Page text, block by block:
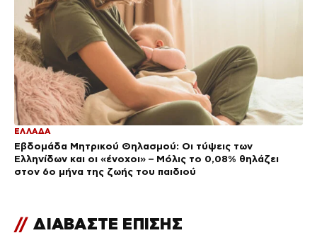
ΕΛΛΑΔΑ
Εβδομάδα Μητρικού Θηλασμού: Οι τύψεις των
Ελληνίδων και οι «ένοχοι» – Μόλις το 0,08% θηλάζει
στον 6ο μήνα της ζωής του παιδιού
// ΔΙΑΒΑΣΤΕ ΕΠΙΣΗΣ